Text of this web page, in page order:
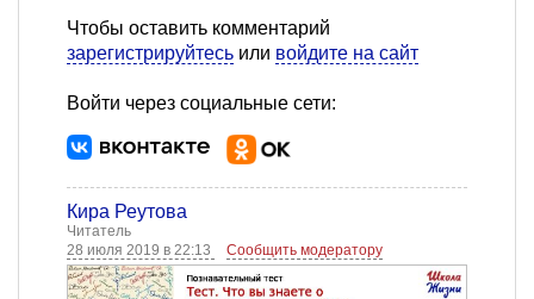
Чтобы оставить комментарий
зарегистрируйтесь или войдите на сайт
Войти через социальные сети:
Кира Реутова
Читатель
28 июля 2019 в 22:13
Сообщить модератору